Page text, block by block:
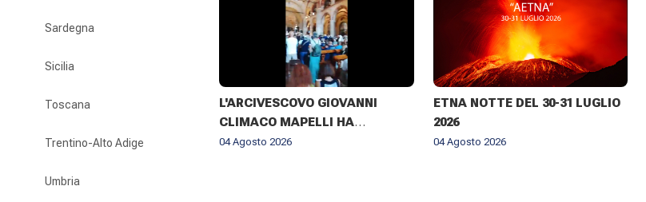
Sardegna
Sicilia
Toscana
Trentino-Alto Adige
Umbria
L'ARCIVESCOVO GIOVANNI
CLIMACO MAPELLI HA
PRESENZIATO AL FUNERALE DI
04 Agosto 2026
ETNA NOTTE DEL 30-31 LUGLIO
2026
04 Agosto 2026